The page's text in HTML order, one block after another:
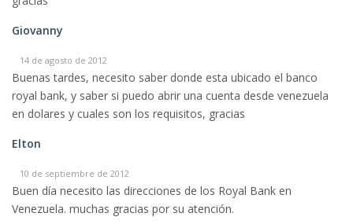
Giovanny
14 de agosto de 2012
Buenas tardes, necesito saber donde esta ubicado el banco
royal bank, y saber si puedo abrir una cuenta desde venezuela
en dolares y cuales son los requisitos, gracias
Elton
10 de septiembre de 2012
Buen día necesito las direcciones de los Royal Bank en
Venezuela. muchas gracias por su atención.